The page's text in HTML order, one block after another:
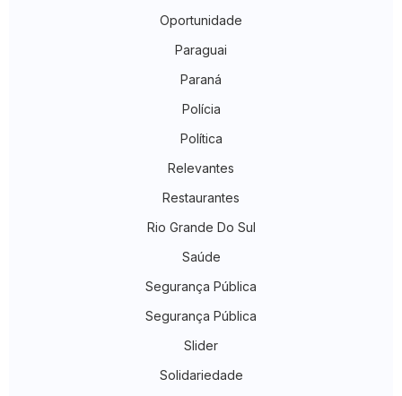
Oportunidade
Paraguai
Paraná
Polícia
Política
Relevantes
Restaurantes
Rio Grande Do Sul
Saúde
Segurança Pública
Segurança Pública
Slider
Solidariedade